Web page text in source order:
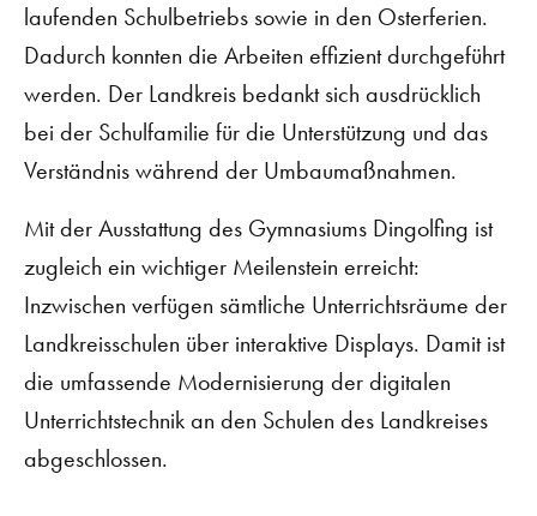
laufenden Schulbetriebs sowie in den Osterferien.
Dadurch konnten die Arbeiten effizient durchgeführt
werden. Der Landkreis bedankt sich ausdrücklich
bei der Schulfamilie für die Unterstützung und das
Verständnis während der Umbaumaßnahmen.
Mit der Ausstattung des Gymnasiums Dingolfing ist
zugleich ein wichtiger Meilenstein erreicht:
Inzwischen verfügen sämtliche Unterrichtsräume der
Landkreisschulen über interaktive Displays. Damit ist
die umfassende Modernisierung der digitalen
Unterrichtstechnik an den Schulen des Landkreises
abgeschlossen.